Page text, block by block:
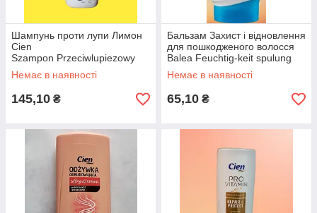
Шампунь проти лупи Лимон
Cien
Szampon Przeciwlupiezowy
Lemon 400 мл.
Немає в наявності
145,10 ₴
Бальзам Захист і відновлення
для пошкодженого волосся
Balea Feuchtig-keit spulung
300 мл
Немає в наявності
65,10 ₴